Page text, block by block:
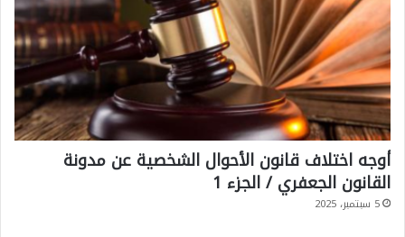
أوجه اختلاف قانون الأحوال الشخصية عن مدونة
القانون الجعفري / الجزء 1
5 سبتمبر، 2025